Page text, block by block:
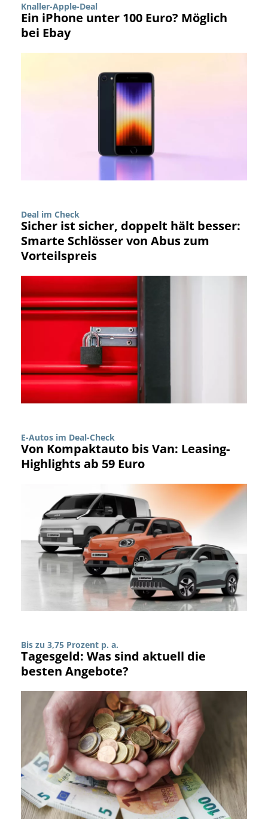
Knaller-Apple-Deal
Ein iPhone unter 100 Euro? Möglich
bei Ebay
Deal im Check
Sicher ist sicher, doppelt hält besser:
Smarte Schlösser von Abus zum
Vorteilspreis
E-Autos im Deal-Check
Von Kompaktauto bis Van: Leasing-
Highlights ab 59 Euro
Bis zu 3,75 Prozent p. a.
Tagesgeld: Was sind aktuell die
besten Angebote?